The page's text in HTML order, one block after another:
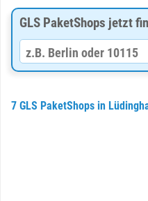
GLS PaketShops jetzt
7 GLS PaketShops in